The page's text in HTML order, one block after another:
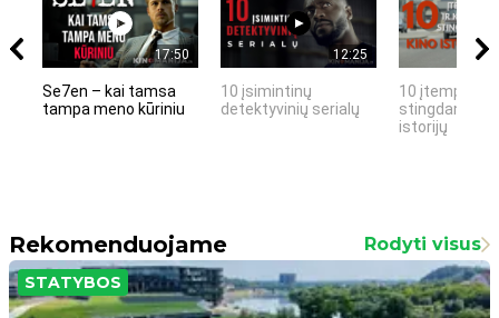
17:50
Se7en – kai tamsa
tampa meno kūriniu
12:25
10 įsimintinų
detektyvinių serialų
10 įtemptų,
stingdančių
istorijų
Rekomenduojame Rodyti visus
STATYBOS